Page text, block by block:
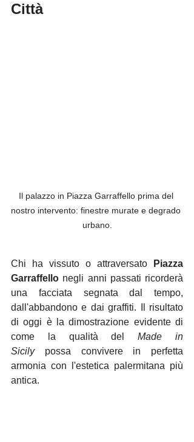
Città
Il palazzo in Piazza Garraffello prima del
nostro intervento: finestre murate e degrado
urbano.
Chi ha vissuto o attraversato
Piazza
Garraffello negli anni passati ricorderà
una facciata segnata dal tempo,
dall'abbandono e dai graffiti. Il risultato
di oggi è la dimostrazione evidente di
come la qualità del Made in
Sicily possa convivere in perfetta
armonia con l'estetica palermitana più
antica.